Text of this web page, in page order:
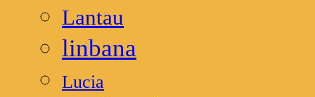
Lantau
linbana
Lucia